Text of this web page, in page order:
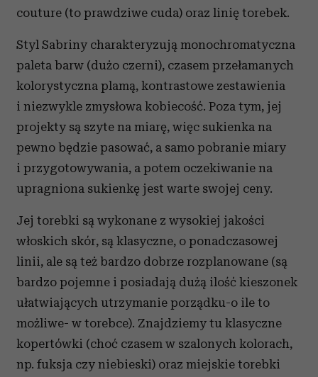
couture (to prawdziwe cuda) oraz linię torebek.
Styl Sabriny charakteryzują monochromatyczna
paleta barw (dużo czerni), czasem przełamanych
kolorystyczna plamą, kontrastowe zestawienia
i niezwykle zmysłowa kobiecość. Poza tym, jej
projekty są szyte na miarę, więc sukienka na
pewno będzie pasować, a samo pobranie miary
i przygotowywania, a potem oczekiwanie na
upragniona sukienkę jest warte swojej ceny.
Jej torebki są wykonane z wysokiej jakości
włoskich skór, są klasyczne, o ponadczasowej
linii, ale są też bardzo dobrze rozplanowane (są
bardzo pojemne i posiadają dużą ilość kieszonek
ułatwiających utrzymanie porządku-o ile to
możliwe- w torebce). Znajdziemy tu klasyczne
kopertówki (choć czasem w szalonych kolorach,
np. fuksja czy niebieski) oraz miejskie torebki